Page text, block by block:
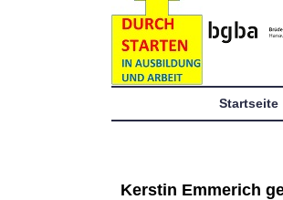
Startseite
Kerstin Emmerich